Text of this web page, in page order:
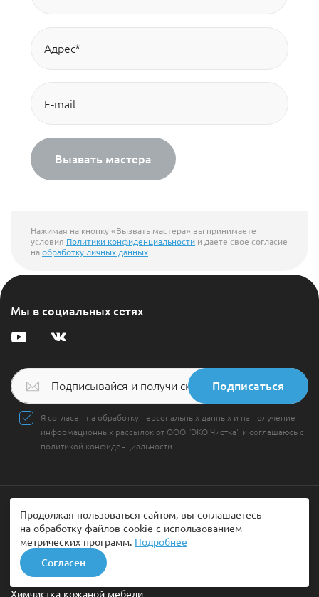
Вызвать мастера
Нажимая на кнопку «Вызвать мастера» вы принимаете
условия Политики конфиденциальности и даете свое согласие
наобработку личных данных
Мы в социальных сетях
Я согласен на обработку персональных данных и на получение
информационных рассылок от ООО "ЭКО Чистка" и соглашаюсь с
политикой конфиденциальности
Подписаться
Услуги
Химчистка диванов
Химчистка мягкой мебели
Химчистка кожаной мебели
Продолжая пользоваться сайтом, вы соглашаетесь
на обработку файлов cookie с использованием
метрических программ. Подробнее
Согласен